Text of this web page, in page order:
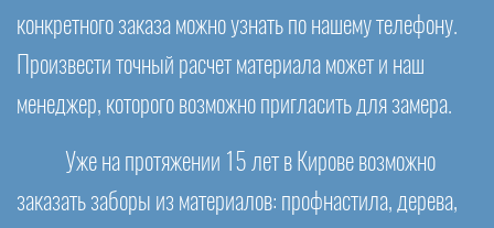
конкретного заказа можно узнать по нашему телефону.
Произвести точный расчет материала может и наш
менеджер, которого возможно пригласить для замера.
Уже на протяжении 15 лет в Кирове возможно
заказать заборы из материалов: профнастила, дерева,